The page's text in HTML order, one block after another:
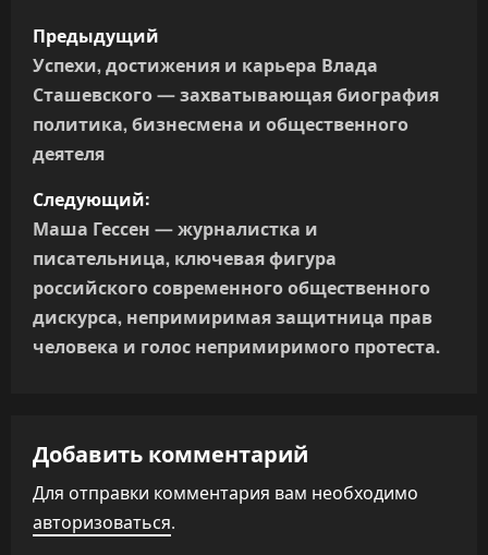
Н
а
в
и
г
а
ц
и
п
о
з
Предыдущий
Успехи, достижения и карьера Влада
Сташевского — захватывающая биография
политика, бизнесмена и общественного
деятеля
Следующий:
Маша Гессен — журналистка и
писательница, ключевая фигура
российского современного общественного
дискурса, непримиримая защитница прав
человека и голос непримиримого протеста.
Добавить комментарий
Для отправки комментария вам необходимо
авторизоваться.